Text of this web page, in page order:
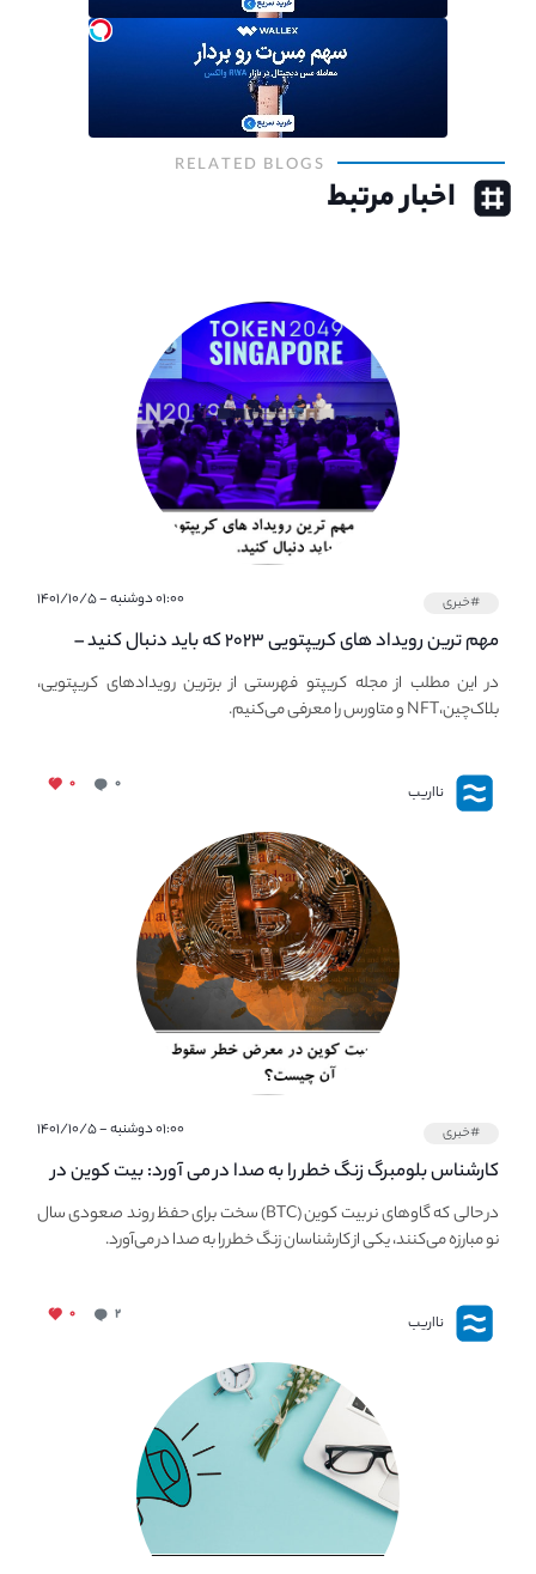
RELATED BLOGS
اخبار مرتبط
#خبری ۰۱:۰۰ دوشنبه - ۱۴۰۱/۱۰/۵
مهم ترین رویداد های کریپتویی ۲۰۲۳ که باید دنبال کنید –
معرفی بهترین رویداد های جهانی
در این مطلب از مجله کریپتو فهرستی از برترین رویدادهای کریپتویی،
بلاک‌چین،NFT و متاورس را معرفی می‌کنیم.
نااریب ۰ ۰
#خبری ۰۱:۰۰ دوشنبه - ۱۴۰۱/۱۰/۵
کارشناس بلومبرگ زنگ خطر را به صدا در می آورد: بیت کوین در
معرض خطر سقوط بزرگ است - دلیل آن چیست؟در حالی که گاوهای نر بیت کوین (BTC) سخت برای حفظ روند صعودی سال
نو مبارزه می‌کنند، یکی از کارشناسان زنگ خطر را به صدا در می‌آورد.
نااریب ۲ ۰